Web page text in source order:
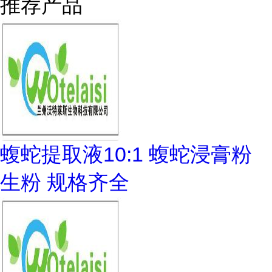
推荐产品
蝮蛇提取液10:1 蝮蛇浸膏粉
生粉 规格齐全